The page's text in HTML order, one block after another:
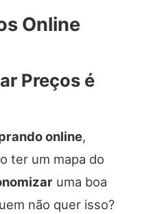
Online
Preços é
online,
ter um mapa do
uma boa
não quer isso?